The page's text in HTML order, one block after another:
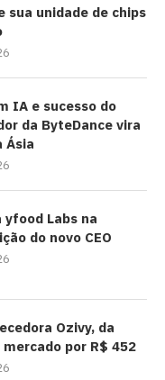
sua unidade de chips
IA e sucesso do
da ByteDance vira
Ásia
Labs na
do novo CEO
Ozivy, da
mercado por R$ 452